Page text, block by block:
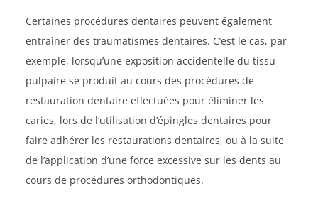
Certaines procédures dentaires peuvent également
entraîner des traumatismes dentaires. C’est le cas, par
exemple, lorsqu’une exposition accidentelle du tissu
pulpaire se produit au cours des procédures de
restauration dentaire effectuées pour éliminer les
caries, lors de l’utilisation d’épingles dentaires pour
faire adhérer les restaurations dentaires, ou à la suite
de l’application d’une force excessive sur les dents au
cours de procédures orthodontiques.